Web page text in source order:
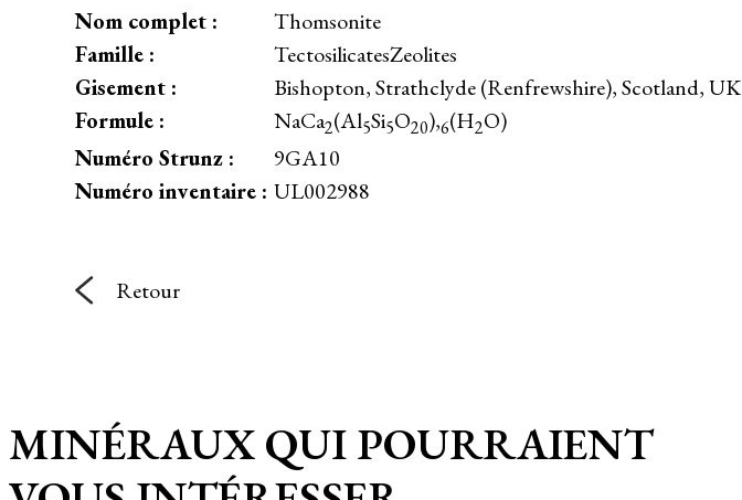
Nom complet :
Thomsonite
Famille :
TectosilicatesZeolites
Gisement :
Bishopton, Strathclyde (Renfrewshire), Scotland, UK
Formule :
NaCa2(Al5Si5O20),6(H2O)
Numéro Strunz :
9GA10
Numéro inventaire : UL002988
Retour
MINÉRAUX QUI POURRAIENT